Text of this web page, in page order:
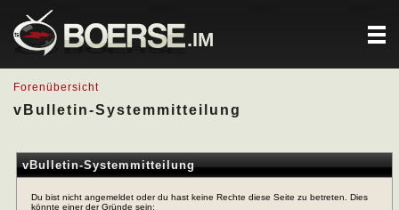
.IM
Forenübersicht
vBulletin-Systemmitteilung
vBulletin-Systemmitteilung
Du bist nicht angemeldet oder du hast keine Rechte diese Seite zu betreten. Dies
könnte einer der Gründe sein: